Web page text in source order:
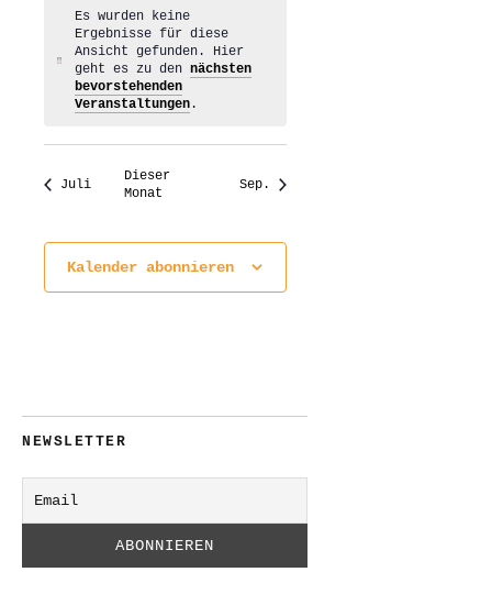
Hinweis
Es wurden keine
Ergebnisse für diese
Ansicht gefunden. Hier
geht es zu dennächsten
bevorstehenden
Veranstaltungen .
Juli
Dieser
Monat
Sep.
Kalender abonnieren
NEWSLETTER